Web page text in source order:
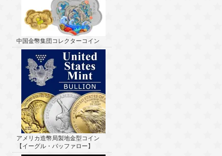
中国金幣集団コレクターコイン
アメリカ造幣局製地金型コイン
【イーグル・バッファロー】